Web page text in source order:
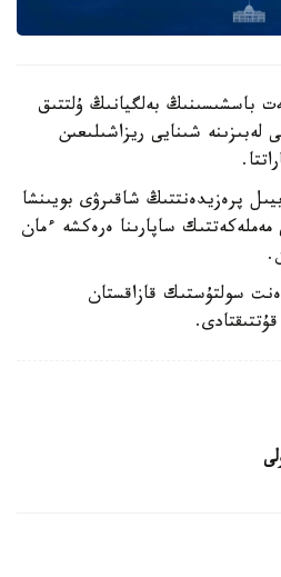
باسشىسىنىڭ بەلگيانىڭ ۇلتتىق
شىنايى ريزاشىلىعىن
پرەزيدەنتتىڭ شاقىرۋى بويىنشا
مەملەكەتتىك ساپارىنا ەرەكشە ءمان
سولتۇستىك قازاقستان